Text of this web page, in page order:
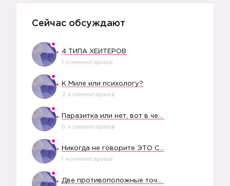
Сейчас обсуждают
4 ТИПА ХЕЙТЕРОВ
1 комментариев
К Миле или психологу?
2 комментариев
6 комментариев
1 комментариев